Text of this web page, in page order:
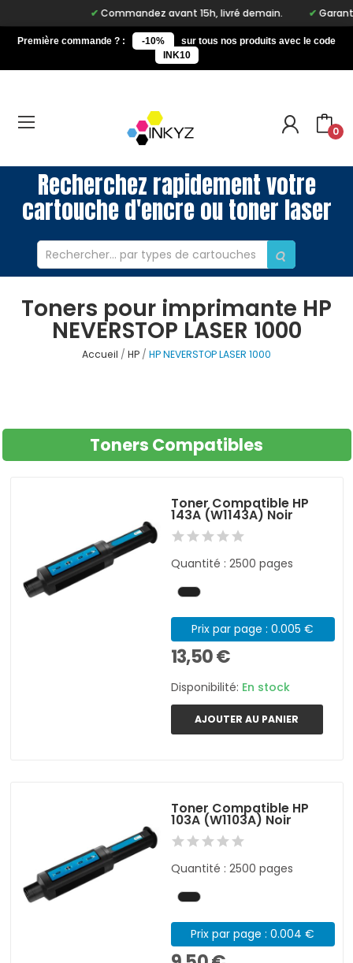
Commandez avant 15h, livré demain.
Première commande ? : -10%
sur tous nos produits avec le code
INK10
0
Recherchez rapidement votre
cartouche d'encre ou toner laser
Toners pour imprimante HP
NEVERSTOP LASER 1000
Accueil HP HP NEVERSTOP LASER 1000
Toners Compatibles
Toner Compatible HP
143A (W1143A) Noir
Quantité : 2500 pages
Prix par page : 0.005 €
13,50 €
Disponibilité: En stock
AJOUTER AU PANIER
Toner Compatible HP
103A (W1103A) Noir
Quantité : 2500 pages
Prix par page : 0.004 €